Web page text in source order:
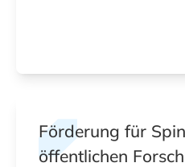
Förderung für
öffentlichen